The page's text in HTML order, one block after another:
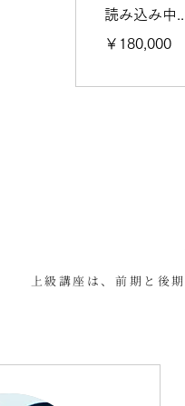
読み込み中
円
￥180,000
上級講座は、前期と後